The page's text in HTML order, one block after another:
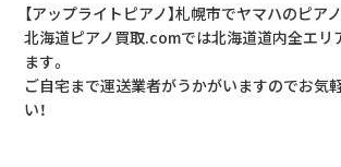
【アップライトピアノ】札幌市でヤマハのピア
北海道ピアノ買取.comでは北海道道内全エリ
ます。
ご自宅まで運送業者がうかがいますのでお気
い！